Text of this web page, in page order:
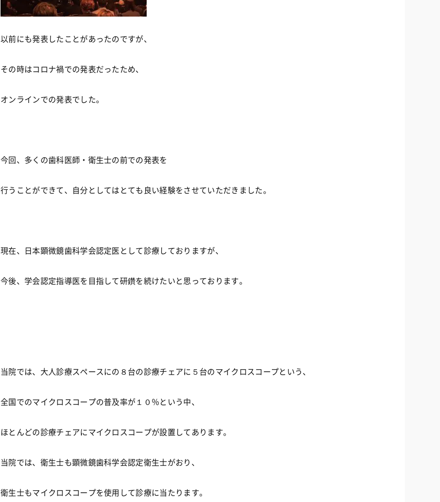
以前にも発表したことがあったのですが、
その時はコロナ禍での発表だったため、
オンラインでの発表でした。
今回、多くの歯科医師・衛生士の前での発表を
行うことができて、自分としてはとても良い経験をさせていただきました。
現在、日本顕微鏡歯科学会認定医として診療しておりますが、
今後、学会認定指導医を目指して研鑽を続けたいと思っております。
当院では、大人診療スペースにの８台の診療チェアに５台のマイクロスコープという、
全国でのマイクロスコープの普及率が１０％という中、
ほとんどの診療チェアにマイクロスコープが設置してあります。
当院では、衛生士も顕微鏡歯科学会認定衛生士がおり、
衛生士もマイクロスコープを使用して診療に当たります。